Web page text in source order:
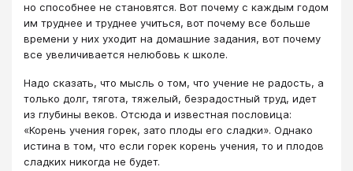
но способнее не становятся. Вот почему с каждым годом
им труднее и труднее учиться, вот почему все больше
времени у них уходит на домашние задания, вот почему
все увеличивается нелюбовь к школе.
Надо сказать, что мысль о том, что учение не радость, а
только долг, тягота, тяжелый, безрадостный труд, идет
из глубины веков. Отсюда и известная пословица:
«Корень учения горек, зато плоды его сладки». Однако
истина в том, что если горек корень учения, то и плодов
сладких никогда не будет.